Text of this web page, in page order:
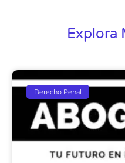
Explora
Derecho Penal